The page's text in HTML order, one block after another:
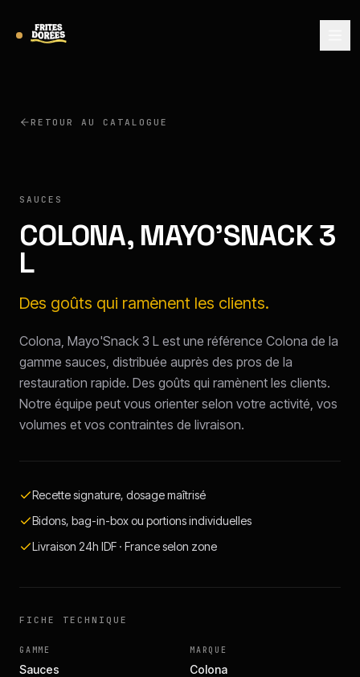
RETOUR AU CATALOGUE
SAUCES
COLONA, MAYO'SNACK 3
L
Des goûts qui ramènent les clients.
Colona, Mayo'Snack 3 L est une référence Colona de la
gamme sauces, distribuée auprès des pros de la
restauration rapide. Des goûts qui ramènent les clients.
Notre équipe peut vous orienter selon votre activité, vos
volumes et vos contraintes de livraison.
Recette signature, dosage maîtrisé
Bidons, bag-in-box ou portions individuelles
Livraison 24h IDF · France selon zone
FICHE TECHNIQUE
GAMME
Sauces
MARQUE
Colona